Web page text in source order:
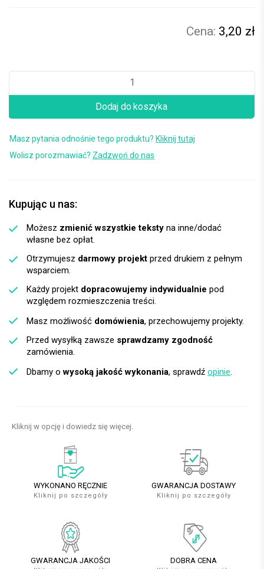
3,20 zł
Dodaj do koszyka
Masz pytania odnośnie tego produktu? Kliknij tutaj
Wolisz porozmawiać? Zadzwoń do nas
Kupując u nas:
Możesz zmienić wszystkie teksty na inne/dodać
własne bez opłat.
Otrzymujesz darmowy projekt przed drukiem z pełnym
wsparciem.
Każdy projekt dopracowujemy indywidualnie pod
względem rozmieszczenia treści.
Masz możliwość domówienia, przechowujemy projekty.
Przed wysyłką zawsze sprawdzamy zgodność
zamówienia.
Dbamy owysoką jakość wykonania, sprawdź opinie.
Kliknij w opcję i dowiedz się więcej.
WYKONANO RĘCZNIE
Kliknij po szczegóły
GWARANCJA DOSTAWY
Kliknij po szczegóły
GWARANCJA JAKOŚCI DOBRA CENA